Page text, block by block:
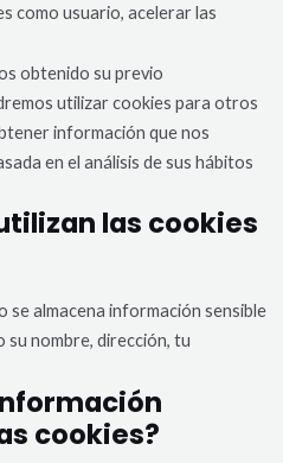
como usuario, acelerar las
obtenido su previo
utilizar cookies para otros
información que nos
en el análisis de sus hábitos
las cookies
se almacena información sensible
su nombre, dirección, tu
cookies?